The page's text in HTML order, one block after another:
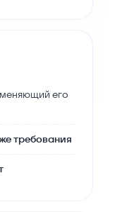
его
требования